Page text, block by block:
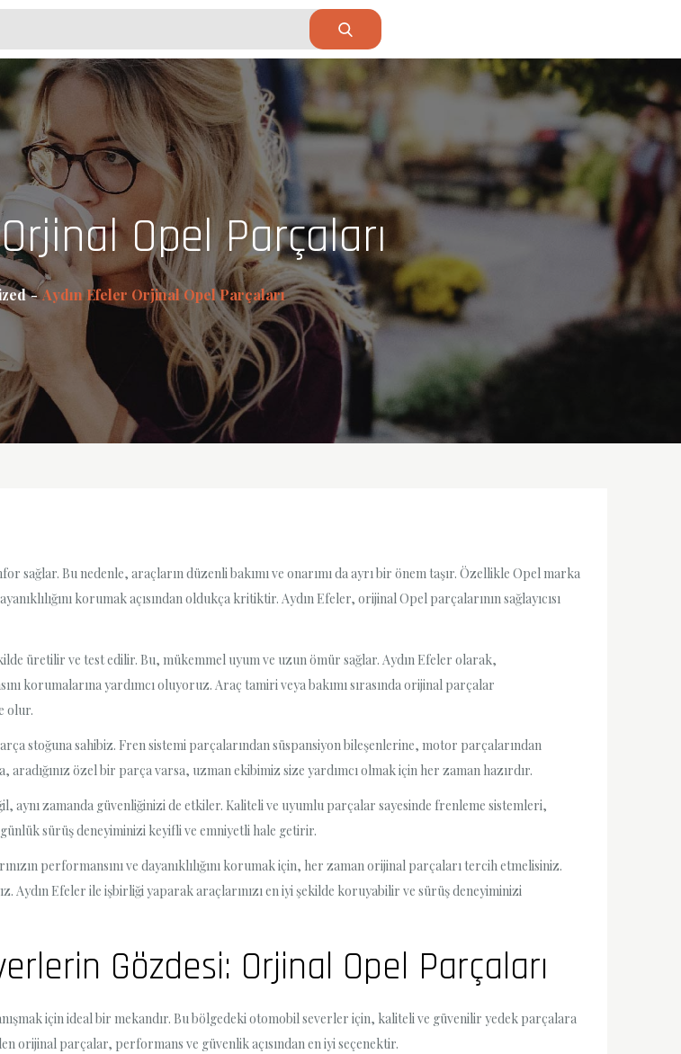
Opel Parçaları
Aydın Efeler Orjinal Opel Parçaları
sağlar. Bu nedenle, araçların düzenli bakımı ve onarımı da ayrı bir önem taşır. Özellikle Opel marka
korumak açısından oldukça kritiktir. Aydın Efeler, orijinal Opel parçalarının sağlayıcısı
üretilir ve test edilir. Bu, mükemmel uyum ve uzun ömür sağlar. Aydın Efeler olarak,
korumalarına yardımcı oluyoruz. Araç tamiri veya bakımı sırasında orijinal parçalar
olur.
stoğuna sahibiz. Fren sistemi parçalarından süspansiyon bileşenlerine, motor parçalarından
özel bir parça varsa, uzman ekibimiz size yardımcı olmak için her zaman hazırdır.
aynı zamanda güvenliğinizi de etkiler. Kaliteli ve uyumlu parçalar sayesinde frenleme sistemleri,
sürüş deneyiminizi keyifli ve emniyetli hale getirir.
performansını ve dayanıklılığını korumak için, her zaman orijinal parçaları tercih etmelisiniz.
Efeler ile işbirliği yaparak araçlarınızı en iyi şekilde koruyabilir ve sürüş deneyiminizi
Gözdesi: Orjinal Opel Parçaları
için ideal bir mekandır. Bu bölgedeki otomobil severler için, kaliteli ve güvenilir yedek parçalara
orijinal parçalar, performans ve güvenlik açısından en iyi seçenektir.